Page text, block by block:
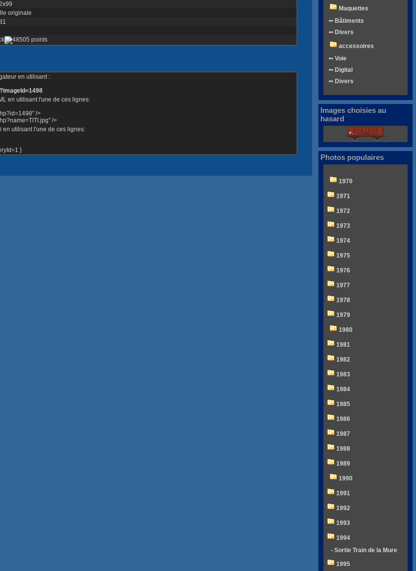
originale
en utilisant :
en utilisant l'une de ces lignes:
/>
/>
en utilisant l'une de ces lignes:
}
Maquettes
➻ Bâtiments
➻ Divers
accessoires
➻ Voie
➻ Digital
➻ Divers
Images choisies au
hasard
Photos populaires
1970
1971
1972
1973
1974
1975
1976
1977
1978
1979
1980
1981
1982
1983
1984
1985
1986
1987
1988
1989
1990
1991
1992
1993
1994
- Sortie Train de la Mure
1995